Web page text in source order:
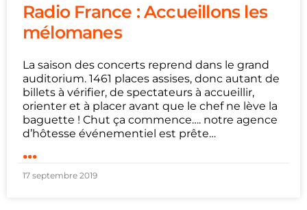
Radio France : Accueillons les
mélomanes
La saison des concerts reprend dans le grand
auditorium. 1461 places assises, donc autant de
billets à vérifier, de spectateurs à accueillir,
orienter et à placer avant que le chef ne lève la
baguette ! Chut ça commence…. notre agence
d’hôtesse événementiel est prête…
...
17 septembre 2019